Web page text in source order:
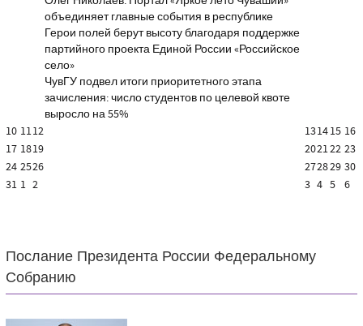
объединяет главные события в республике
Герои полей берут высоту благодаря поддержке
партийного проекта Единой России «Российское
село»
ЧувГУ подвел итоги приоритетного этапа
зачисления: число студентов по целевой квоте
выросло на 55%
10 1112 131415 16
17 1819 202122 23
24 2526 272829 30
31 1 2 3 4 5 6
Послание Президента России Федеральному
Собранию